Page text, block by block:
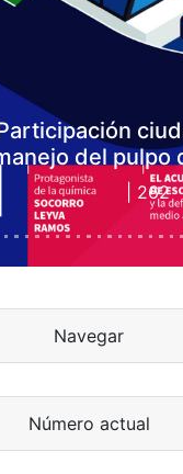
del pulpo de
| 262
Navegar
Número actual